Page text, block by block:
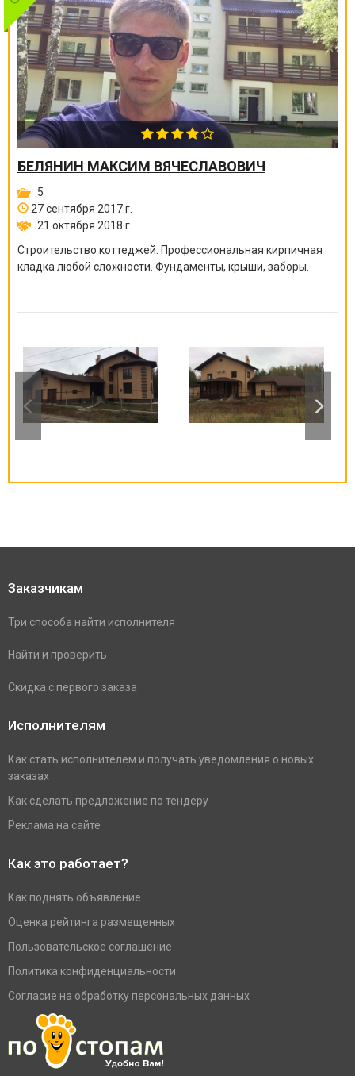
БЕЛЯНИН МАКСИМ ВЯЧЕСЛАВОВИЧ
5
27 сентября 2017 г.
21 октября 2018 г.
Строительство коттеджей. Профессиональная кирпичная
кладка любой сложности. Фундаменты, крыши, заборы.
Заказчикам
Три способа найти исполнителя
Найти и проверить
Скидка с первого заказа
Исполнителям
Как стать исполнителем и получать уведомления о новых
заказах
Как сделать предложение по тендеру
Реклама на сайте
Как это работает?
Как поднять объявление
Оценка рейтинга размещенных
Пользовательское соглашение
Политика конфиденциальности
Согласие на обработку персональных данных